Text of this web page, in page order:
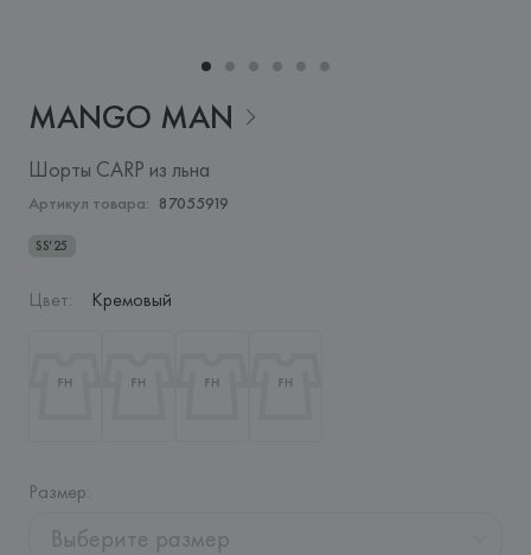
MANGO MAN
Шорты CARP из льна
Артикул товара: 87055919
SS’25
Цвет: Кремовый
Размер:
Выберите размер